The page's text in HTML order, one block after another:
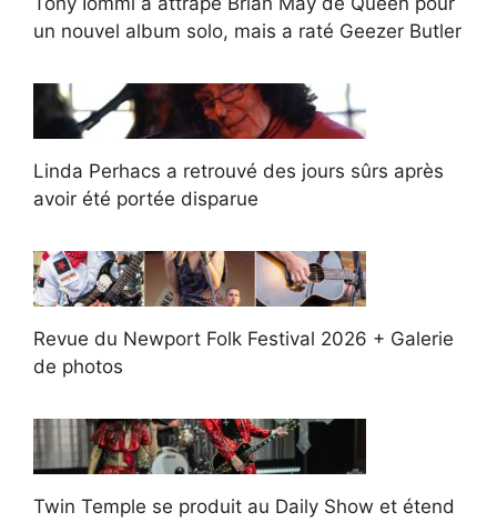
un nouvel album solo, mais a raté Geezer Butler
Linda Perhacs a retrouvé des jours sûrs après
avoir été portée disparue
Revue du Newport Folk Festival 2026 + Galerie
de photos
Twin Temple se produit au Daily Show et étend